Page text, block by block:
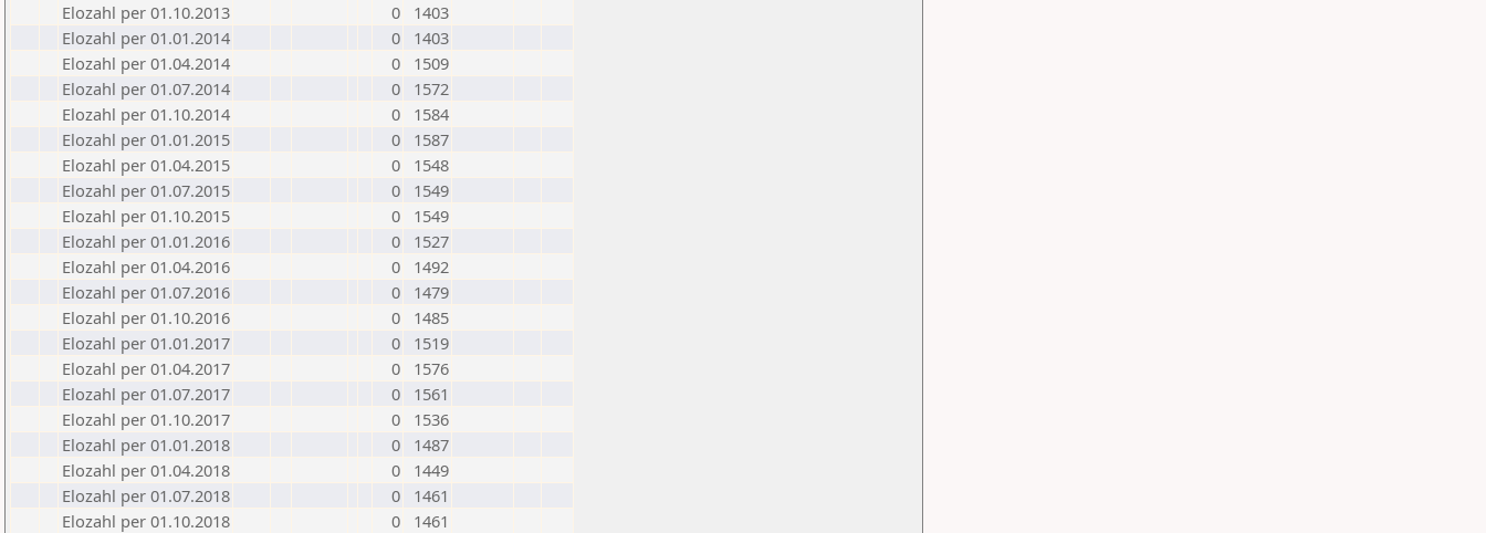
Elozahl per 01.10.2013
0
1403
Elozahl per 01.01.2014
0
1403
Elozahl per 01.04.2014
0
1509
Elozahl per 01.07.2014
0
1572
Elozahl per 01.10.2014
0
1584
Elozahl per 01.01.2015
0
1587
Elozahl per 01.04.2015
0
1548
Elozahl per 01.07.2015
0
1549
Elozahl per 01.10.2015
0
1549
Elozahl per 01.01.2016
0
1527
Elozahl per 01.04.2016
0
1492
Elozahl per 01.07.2016
0
1479
Elozahl per 01.10.2016
0
1485
Elozahl per 01.01.2017
0
1519
Elozahl per 01.04.2017
0
1576
Elozahl per 01.07.2017
0
1561
Elozahl per 01.10.2017
0
1536
Elozahl per 01.01.2018
0
1487
Elozahl per 01.04.2018
0
1449
Elozahl per 01.07.2018
0
1461
Elozahl per 01.10.2018
0
1461